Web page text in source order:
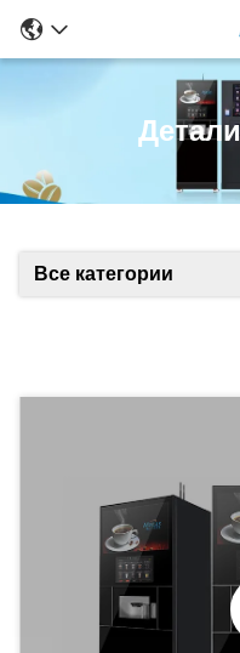
Все категории